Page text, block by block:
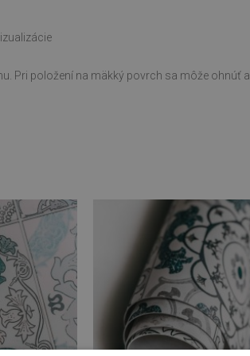
Pri položení na mäkký povrch sa môže ohnúť a